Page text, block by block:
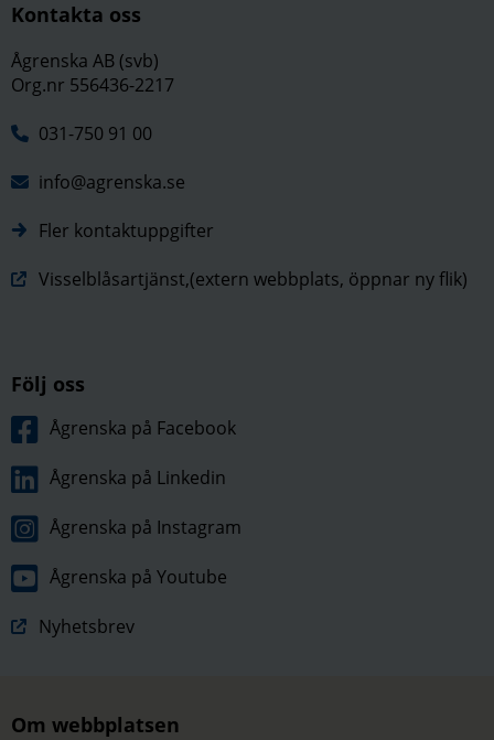
Kontakta oss
Ågrenska AB (svb)
Org.nr 556436-2217
031-750 91 00
info@agrenska.se
Fler kontaktuppgifter
Visselblåsartjänst,(extern webbplats, öppnar ny flik)
Följ oss
Ågrenska på Facebook
Ågrenska på Linkedin
Ågrenska på Instagram
Ågrenska på Youtube
Nyhetsbrev
Om webbplatsen